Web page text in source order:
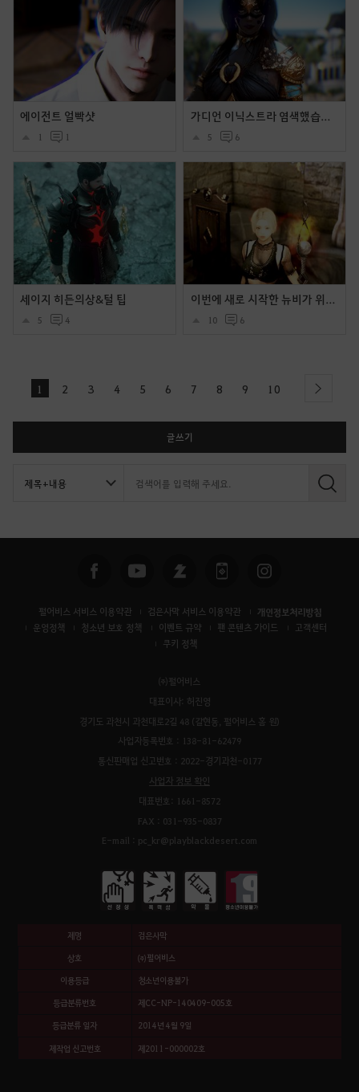
에이전트 얼빡샷
1 1
가디언 이닉스트라 염색했습니다.
5 6
세이지 히든의상&털 팁
5 4
이번에 새로 시작한 뉴비가 위치 꾸며봤어요 ~ (워커홀릭+코코의상)
10 6
1 2 3 4 5 6 7 8 9 10 next
글쓰기
검
펄어비스 서비스 이용약관 검은사막 서비스 이용약관 개인정보처리방침
운영정책 청소년 보호 정책 이벤트 규약 팬 콘텐츠 가이드
고객센터
쿠키 정책
㈜펄어비스
대표이사: 허진영
경기도 과천시 과천대로2길 48 (갈현동, 펄어비스 홈 원)
사업자등록번호 : 138-81-62479
통신판매업 신고번호 : 2022-경기과천-0177
사업자 정보 확인
대표번호: 1661-8572
FAX : 031-935-0837
E-mail : pc_kr@playblackdesert.com
제명 검은사막
상호 ㈜펄어비스
이용등급 청소년이용불가
등급분류번호 제CC-NP-140409-005호
등급분류 일자 2014년 4월 9일
제작업 신고번호 제2011-000002호